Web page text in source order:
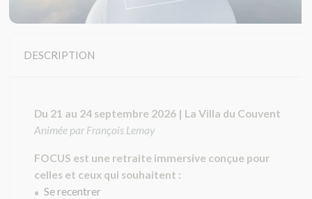
DESCRIPTION
Du 21 au 24 septembre 2026 | La Villa du Couvent
Animée par François Lemay
FOCUS est une retraite immersive conçue pour
celles et ceux qui souhaitent :
• Se recentrer